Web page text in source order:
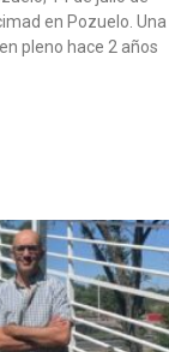
en Pozuelo. Una
pleno hace 2 años